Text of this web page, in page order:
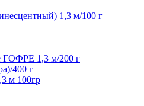
1,3 м/100 г
1,3 м/200 г
400 г
м 100гр